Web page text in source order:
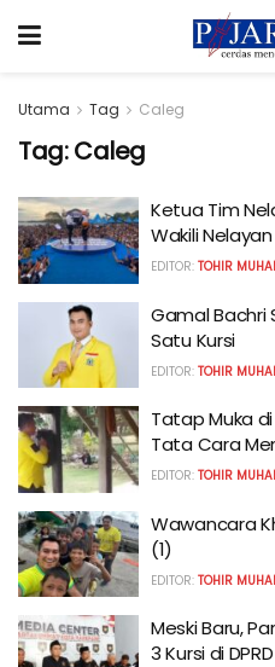
Utama Tag Caleg
Tag:Caleg
Ketua Tim
Wakili
EDITOR: TOHIR
Gamal Bachri
Satu Kursi
EDITOR: TOHIR
Tatap Muka
Tata Cara
EDITOR: TOHIR
Wawancara
(1)
EDITOR: TOHIR
Meski Baru,
3 Kursi di DPRD